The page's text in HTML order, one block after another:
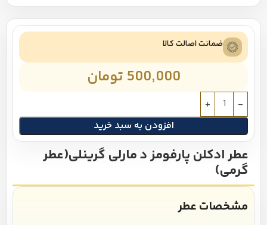
ضمانت اصالت کالا
500,000 تومان
افزودن به سبد خرید
عطر ادکلن پارفومز د مارلی گرینلی(عطر
گرمی)
مشخصات عطر